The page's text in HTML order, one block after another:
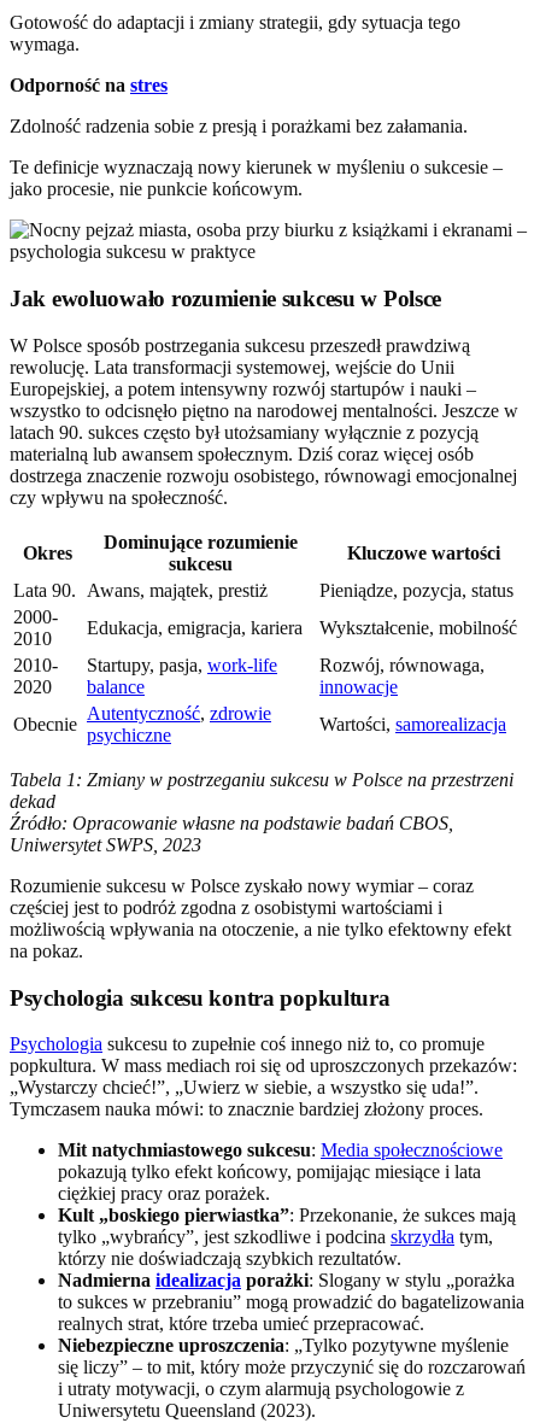
Gotowość do adaptacji i zmiany strategii, gdy sytuacja tego
wymaga.
Odporność na stres
Zdolność radzenia sobie z presją i porażkami bez załamania.
Te definicje wyznaczają nowy kierunek w myśleniu o sukcesie –
jako procesie, nie punkcie końcowym.
Jak ewoluowało rozumienie sukcesu w Polsce
W Polsce sposób postrzegania sukcesu przeszedł prawdziwą
rewolucję. Lata transformacji systemowej, wejście do Unii
Europejskiej, a potem intensywny rozwój startupów i nauki –
wszystko to odcisnęło piętno na narodowej mentalności. Jeszcze w
latach 90. sukces często był utożsamiany wyłącznie z pozycją
materialną lub awansem społecznym. Dziś coraz więcej osób
dostrzega znaczenie rozwoju osobistego, równowagi emocjonalnej
czy wpływu na społeczność.
Okres
Dominujące rozumienie
sukcesu
Kluczowe wartości
Lata 90.
Awans, majątek, prestiż
Pieniądze, pozycja, status
2000-
2010
Edukacja, emigracja, kariera
Wykształcenie, mobilność
2010-
2020
Startupy, pasja, work-life
balance
Rozwój, równowaga,
innowacje
Obecnie
Autentyczność, zdrowie
psychiczne
Wartości, samorealizacja
Tabela 1: Zmiany w postrzeganiu sukcesu w Polsce na przestrzeni
dekad
Źródło: Opracowanie własne na podstawie badań CBOS,
Uniwersytet SWPS, 2023
Rozumienie sukcesu w Polsce zyskało nowy wymiar – coraz
częściej jest to podróż zgodna z osobistymi wartościami i
możliwością wpływania na otoczenie, a nie tylko efektowny efekt
na pokaz.
Psychologia sukcesu kontra popkultura
Psychologia sukcesu to zupełnie coś innego niż to, co promuje
popkultura. W mass mediach roi się od uproszczonych przekazów:
„Wystarczy chcieć!”, „Uwierz w siebie, a wszystko się uda!”.
Tymczasem nauka mówi: to znacznie bardziej złożony proces.
Mit natychmiastowego sukcesu: Media społecznościowe
pokazują tylko efekt końcowy, pomijając miesiące i lata
ciężkiej pracy oraz porażek.
Kult „boskiego pierwiastka”: Przekonanie, że sukces mają
tylko „wybrańcy”, jest szkodliwe i podcina skrzydła tym,
którzy nie doświadczają szybkich rezultatów.
Nadmierna idealizacja porażki: Slogany w stylu „porażka
to sukces w przebraniu” mogą prowadzić do bagatelizowania
realnych strat, które trzeba umieć przepracować.
Niebezpieczne uproszczenia: „Tylko pozytywne myślenie
się liczy” – to mit, który może przyczynić się do rozczarowań
i utraty motywacji, o czym alarmują psychologowie z
Uniwersytetu Queensland (2023).